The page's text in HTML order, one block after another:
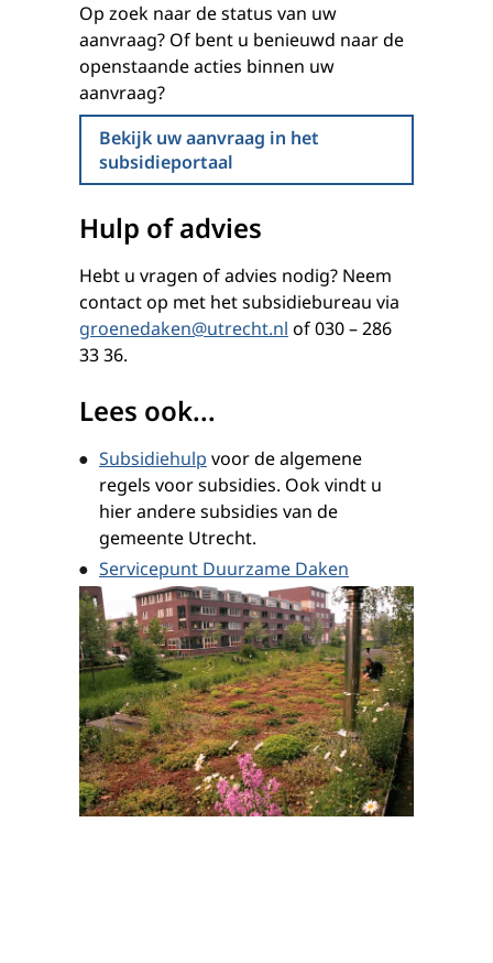
Op zoek naar de status van uw
aanvraag? Of bent u benieuwd naar de
openstaande acties binnen uw
aanvraag?
Bekijk uw aanvraag in het
subsidieportaal
Hulp of advies
Hebt u vragen of advies nodig? Neem
contact op met het subsidiebureau via
groenedaken@utrecht.nl of 030 – 286
33 36.
Lees ook...
Subsidiehulp voor de algemene
regels voor subsidies. Ook vindt u
hier andere subsidies van de
gemeente Utrecht.
Servicepunt Duurzame Daken